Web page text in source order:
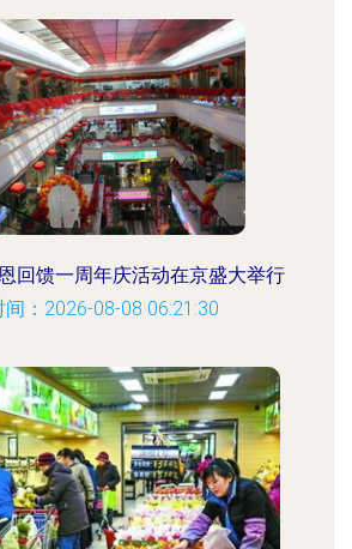
回馈一周年庆活动在京盛大举行
间：2026-08-08 06:21:30